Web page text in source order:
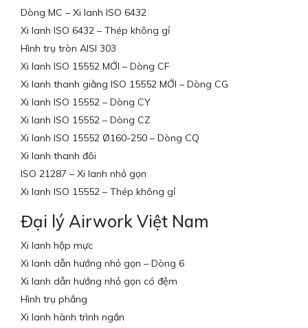
Dòng MC – Xi lanh ISO 6432
Xi lanh ISO 6432 – Thép không gỉ
Hình trụ tròn AISI 303
Xi lanh ISO 15552 MỚI – Dòng CF
Xi lanh thanh giằng ISO 15552 MỚI – Dòng CG
Xi lanh ISO 15552 – Dòng CY
Xi lanh ISO 15552 – Dòng CZ
Xi lanh ISO 15552 Ø160-250 – Dòng CQ
Xi lanh thanh đôi
ISO 21287 – Xi lanh nhỏ gọn
Xi lanh ISO 15552 – Thép không gỉ
Đại lý Airwork Việt Nam
Xi lanh hộp mực
Xi lanh dẫn hướng nhỏ gọn – Dòng 6
Xi lanh dẫn hướng nhỏ gọn có đệm
Hình trụ phẳng
Xi lanh hành trình ngắn